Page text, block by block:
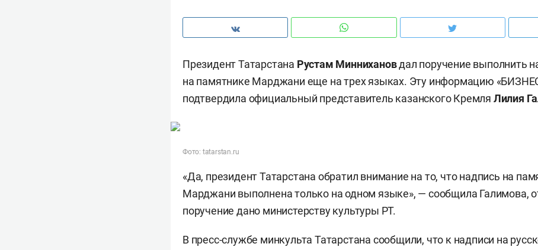
Президент Татарстана Рустам Миннихановдал поручение выполнить
на памятнике Марджани еще на трех языках. Эту информацию
подтвердила официальный представитель казанского Кремля Лилия
Фото: tatarstan.ru
«Да, президент Татарстана обратил внимание на то, что надпись на
Марджани выполнена только на одном языке», — сообщила Галимова,
поручение дано министерству культуры РТ.
В пресс-службе минкульта Татарстана сообщили, что к надписи на